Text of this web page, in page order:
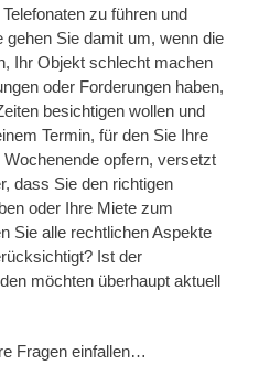
zu führen und
Sie damit um, wenn die
Ihr Objekt schlecht machen
oder Forderungen haben,
besichtigen wollen und
Termin, für den Sie Ihre
opfern, versetzt
dass Sie den richtigen
oder Ihre Miete zum
Sie alle rechtlichen Aspekte
Ist der
möchten überhaupt aktuell
Fragen einfallen…